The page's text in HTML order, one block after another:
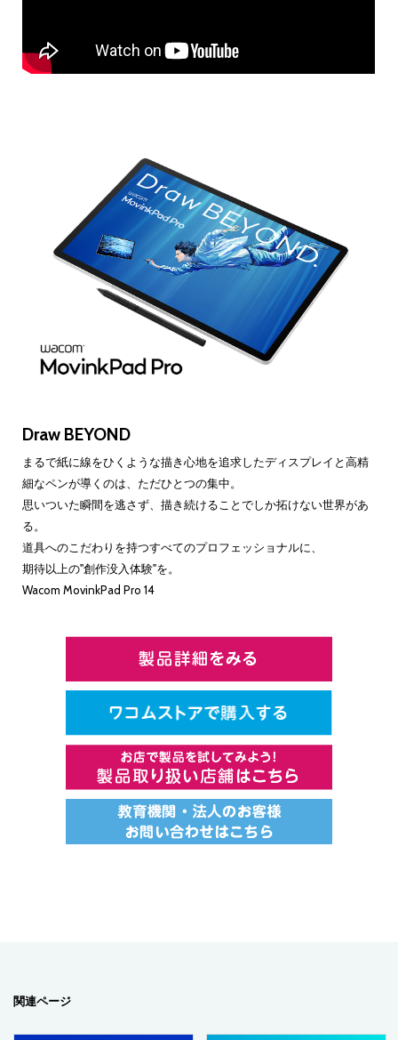
Draw BEYOND
まるで紙に線をひくような描き心地を追求したディスプレイと高精
細なペンが導くのは、ただひとつの集中。
思いついた瞬間を逃さず、描き続けることでしか拓けない世界があ
る。
道具へのこだわりを持つすべてのプロフェッショナルに、
期待以上の"創作没入体験"を。
Wacom MovinkPad Pro 14
関連ページ